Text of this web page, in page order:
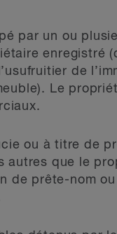
par un ou
enregistré
de
Le
ou à titre de
autres que le
de prête-nom